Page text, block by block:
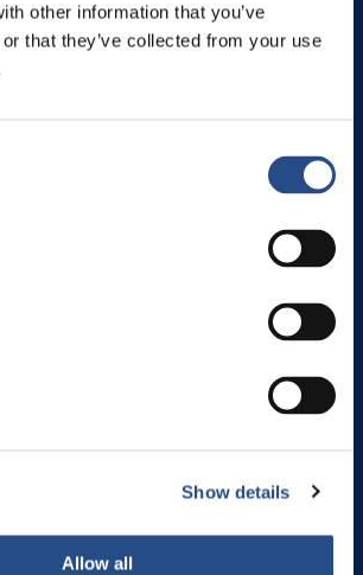
other information that you’ve
that they’ve collected from your use
Show details
Allow all
RESERVIERUNG
und die günstigsten
erhalten Sie bei einer Buchung direkt im
628 750
über das Synxis-Reservierungssystem.